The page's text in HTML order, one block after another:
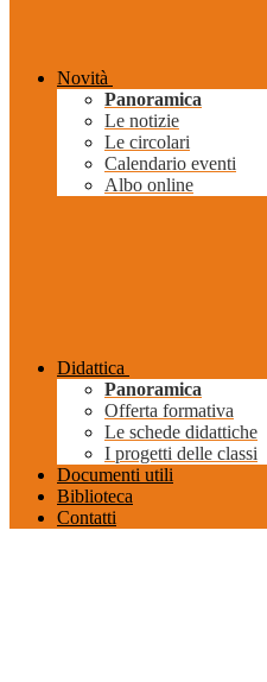
Novità
Panoramica
Le notizie
Le circolari
Calendario eventi
Albo online
Didattica
Panoramica
Offerta formativa
Le schede didattiche
I progetti delle classi
Documenti utili
Biblioteca
Contatti